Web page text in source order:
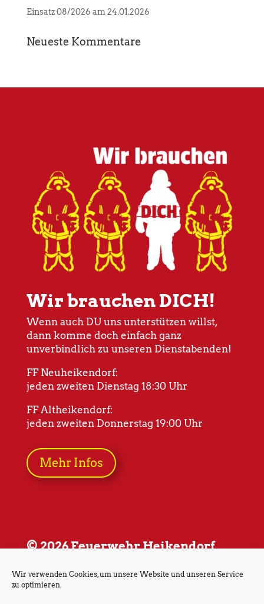
Wir verwenden Cookies, um unsere Website und unseren Service
zu optimieren.
Einsatz 08/2026 am 24.01.2026
Neueste Kommentare
Wir brauchen DICH!
Wenn auch DU uns unterstützen willst,
dann komme doch einfach ganz
unverbindlich zu unseren Dienstabenden!
FF Neuheikendorf:
jeden zweiten Dienstag 18:30 Uhr
FF Altheikendorf:
jeden zweiten Donnerstag 19:00 Uhr
Mehr Infos
© 2026 Feuerwehr Heikendorf